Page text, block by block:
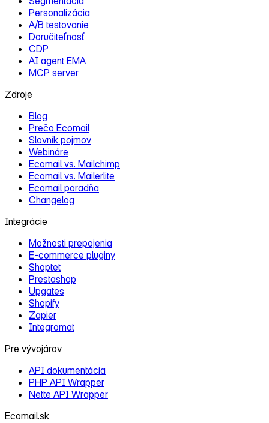
Personalizácia
A/B testovanie
Doručiteľnosť
CDP
AI agent EMA
MCP server
Zdroje
Blog
Prečo Ecomail
Slovník pojmov
Webináre
Ecomail vs. Mailchimp
Ecomail vs. Mailerlite
Ecomail poradňa
Changelog
Integrácie
Možnosti prepojenia
E‑commerce pluginy
Shoptet
Prestashop
Upgates
Shopify
Zapier
Integromat
Pre vývojárov
API dokumentácia
PHP API Wrapper
Nette API Wrapper
Ecomail.sk